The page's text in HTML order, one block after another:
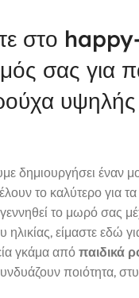
στο
σας για
υψηλής
δημιουργήσει έναν
το καλύτερο για τα
το μωρό σας
ηλικίας, είμαστε εδώ
γκάμα από παιδικά
ποιότητα,